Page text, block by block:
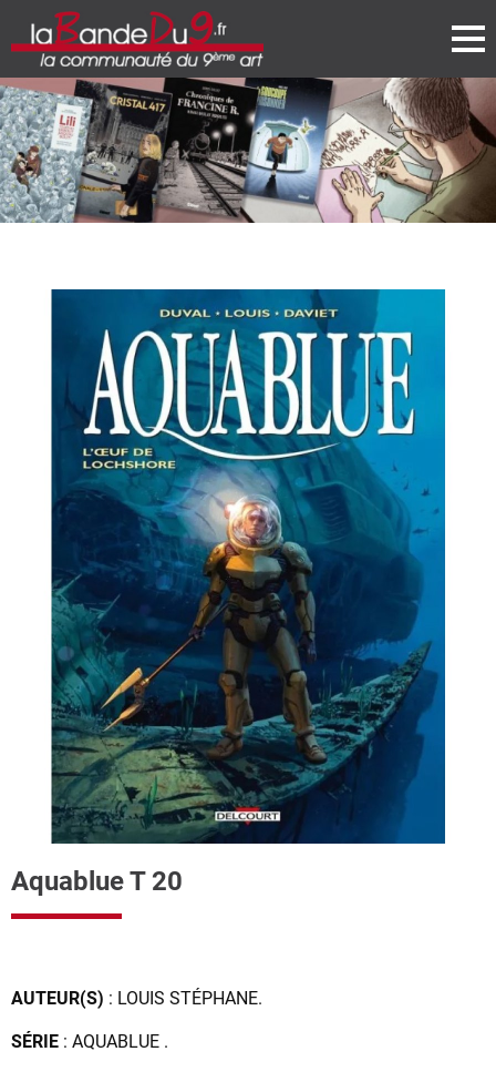
Aquablue T 20
AUTEUR(S) : LOUIS STÉPHANE.
SÉRIE : AQUABLUE .